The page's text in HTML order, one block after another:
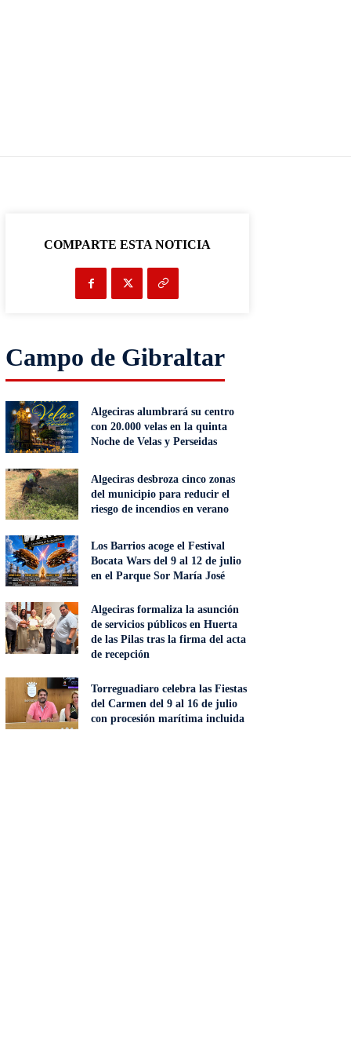
COMPARTE ESTA NOTICIA
Campo de Gibraltar
Algeciras alumbrará su centro
con 20.000 velas en la quinta
Noche de Velas y Perseidas
Algeciras desbroza cinco zonas
del municipio para reducir el
riesgo de incendios en verano
Los Barrios acoge el Festival
Bocata Wars del 9 al 12 de julio
en el Parque Sor María José
Algeciras formaliza la asunción
de servicios públicos en Huerta
de las Pilas tras la firma del acta
de recepción
Torreguadiaro celebra las Fiestas
del Carmen del 9 al 16 de julio
con procesión marítima incluida